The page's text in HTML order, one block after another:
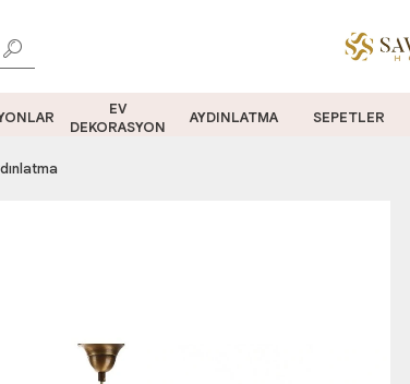
EV
DEKORASYON
AYDINLATMA SEPETLER